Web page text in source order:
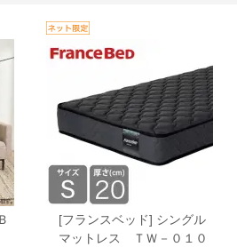
[フランスベッド] シングル
マットレス ＴＷ－０１０